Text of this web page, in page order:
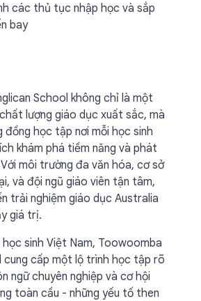
các thủ tục nhập học và sắp
bay
School không chỉ là một
lượng giáo dục xuất sắc, mà
đồng học tập nơi mỗi học sinh
khám phá tiềm năng và phát
môi trường đa văn hóa, cơ sở
và đội ngũ giáo viên tận tâm,
trải nghiệm giáo dục Australia
giá trị.
sinh Việt Nam, Toowoomba
cung cấp một lộ trình học tập rõ
ngữ chuyên nghiệp và cơ hội
toàn cầu - những yếu tố then